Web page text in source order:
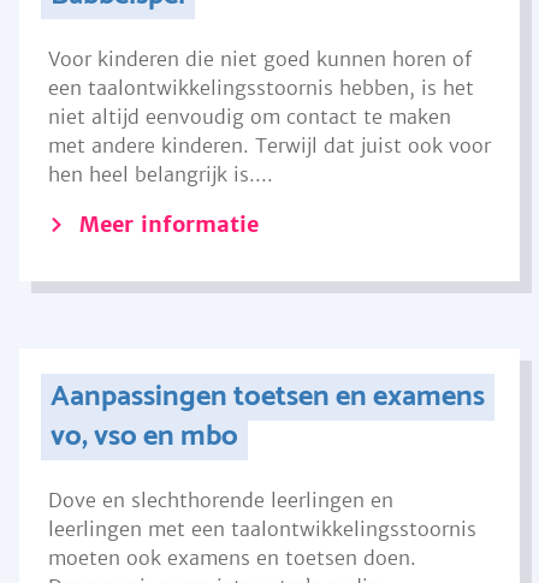
Voor kinderen die niet goed kunnen horen of
een taalontwikkelingsstoornis hebben, is het
niet altijd eenvoudig om contact te maken
met andere kinderen. Terwijl dat juist ook voor
hen heel belangrijk is....
Meer informatie
Aanpassingen toetsen en examens
vo, vso en mbo
Dove en slechthorende leerlingen en
leerlingen met een taalontwikkelingsstoornis
moeten ook examens en toetsen doen.